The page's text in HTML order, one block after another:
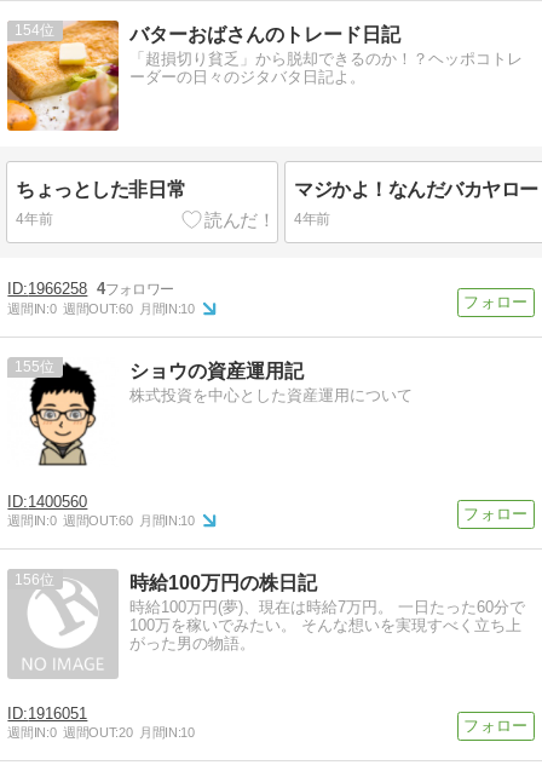
154 バターおばさんのトレード日記
「超損切り貧乏」から脱却できるのか！？ヘッポコトレ
ーダーの日々のジタバタ日記よ。
ちょっとした非日常
4年前 4年前
1966258 4
週間IN:0 週間OUT:60 月間IN:10
155 ショウの資産運用記
株式投資を中心とした資産運用について
1400560
週間IN:0 週間OUT:60 月間IN:10
156 時給100万円の株日記
時給100万円(夢)、現在は時給7万円。 一日たった60分で
100万を稼いでみたい。 そんな想いを実現すべく立ち上
がった男の物語。
1916051
週間IN:0 週間OUT:20 月間IN:10